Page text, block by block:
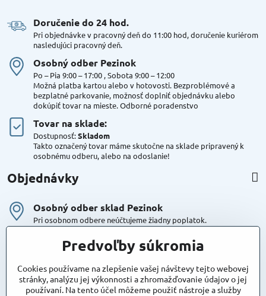
Doručenie do 24 hod​.
Pri objednávke v pracovný deň do 11:00 hod, doručenie kuriérom
nasledujúci pracovný deň.
Osobný odber Pezinok
Po – Pia 9:00 – 17:00 , Sobota 9:00 – 12:00
Možná platba kartou alebo v hotovosti. Bezproblémové a
bezplatné parkovanie, možnosť doplniť objednávku alebo
dokúpiť tovar na mieste. Odborné poradenstvo
Tovar na sklade:
Dostupnosť:Skladom
Takto označený tovar máme skutočne na sklade pripravený k
osobnému odberu, alebo na odoslanie!
Objednávky
Osobný odber sklad Pezinok
Pri osobnom odbere neúčtujeme žiadny poplatok.
Kuriér DPD , Geis
Cena za dopravu:
Predvoľby súkromia
Cookies používame na zlepšenie vašej návštevy tejto webovej
stránky, analýzu jej výkonnosti a zhromažďovanie údajov o jej
používaní. Na tento účel môžeme použiť nástroje a služby